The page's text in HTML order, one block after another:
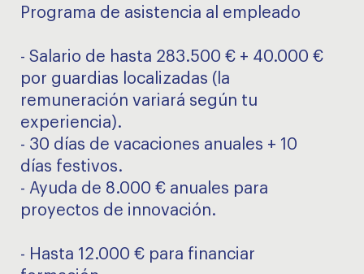
Programa de asistencia al empleado
- Salario de hasta 283.500 € + 40.000 €
por guardias localizadas (la
remuneración variará según tu
experiencia).
- 30 días de vacaciones anuales + 10
días festivos.
- Ayuda de 8.000 € anuales para
proyectos de innovación.
- Hasta 12.000 € para financiar